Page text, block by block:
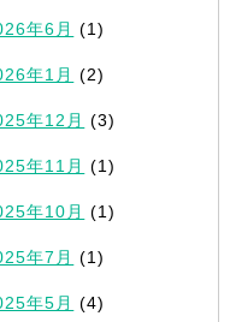
年6月 (1)
年1月 (2)
年12月 (3)
年11月 (1)
年10月 (1)
年7月 (1)
年5月 (4)